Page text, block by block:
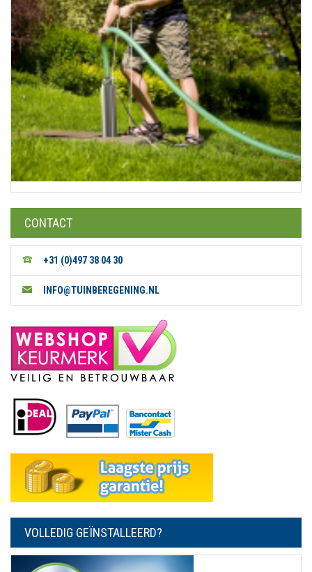
CONTACT
+31 (0)497 38 04 30
INFO@TUINBEREGENING.NL
VOLLEDIG GEÏNSTALLEERD?